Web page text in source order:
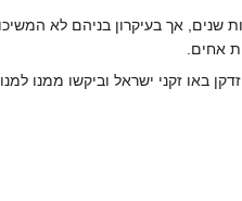
שנים, אך בעיקרון בניהם לא
אחים.
באו זקני ישראל וביקשו ממנו